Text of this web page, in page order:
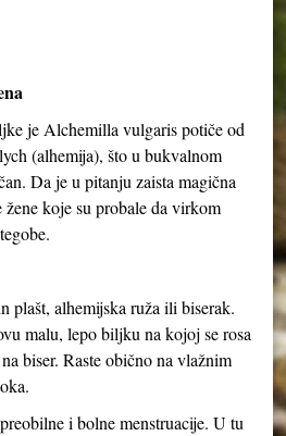
je Alchemilla vulgarispotiče od
(alhemija), što u bukvalnom
. Da je u pitanju zaista magična
žene koje su probale da virkom
plašt, alhemijska ruža ili biserak.
malu, lepo biljku na kojoj se rosa
biser. Raste obično na vlažnim
i bolne menstruacije. U tu